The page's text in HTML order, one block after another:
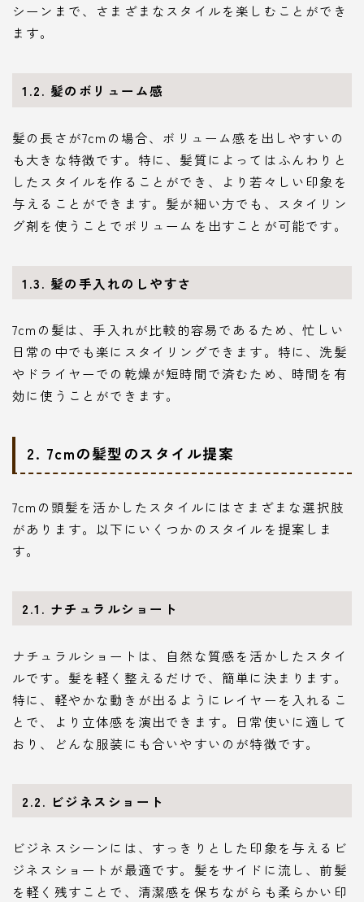
シーンまで、さまざまなスタイルを楽しむことができ
ます。
1.2. 髪のボリューム感
髪の長さが7cmの場合、ボリューム感を出しやすいの
も大きな特徴です。特に、髪質によってはふんわりと
したスタイルを作ることができ、より若々しい印象を
与えることができます。髪が細い方でも、スタイリン
グ剤を使うことでボリュームを出すことが可能です。
1.3. 髪の手入れのしやすさ
7cmの髪は、手入れが比較的容易であるため、忙しい
日常の中でも楽にスタイリングできます。特に、洗髪
やドライヤーでの乾燥が短時間で済むため、時間を有
効に使うことができます。
2. 7cmの髪型のスタイル提案
7cmの頭髪を活かしたスタイルにはさまざまな選択肢
があります。以下にいくつかのスタイルを提案しま
す。
2.1. ナチュラルショート
ナチュラルショートは、自然な質感を活かしたスタイ
ルです。髪を軽く整えるだけで、簡単に決まります。
特に、軽やかな動きが出るようにレイヤーを入れるこ
とで、より立体感を演出できます。日常使いに適して
おり、どんな服装にも合いやすいのが特徴です。
2.2. ビジネスショート
ビジネスシーンには、すっきりとした印象を与えるビ
ジネスショートが最適です。髪をサイドに流し、前髪
を軽く残すことで、清潔感を保ちながらも柔らかい印